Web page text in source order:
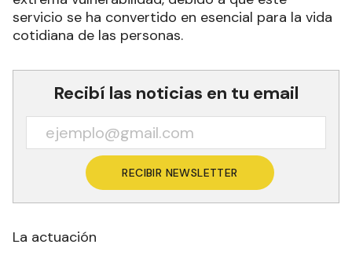
servicio se ha convertido en esencial para la vida
cotidiana de las personas.
Recibí las noticias en tu email
RECIBIR NEWSLETTER
La actuación